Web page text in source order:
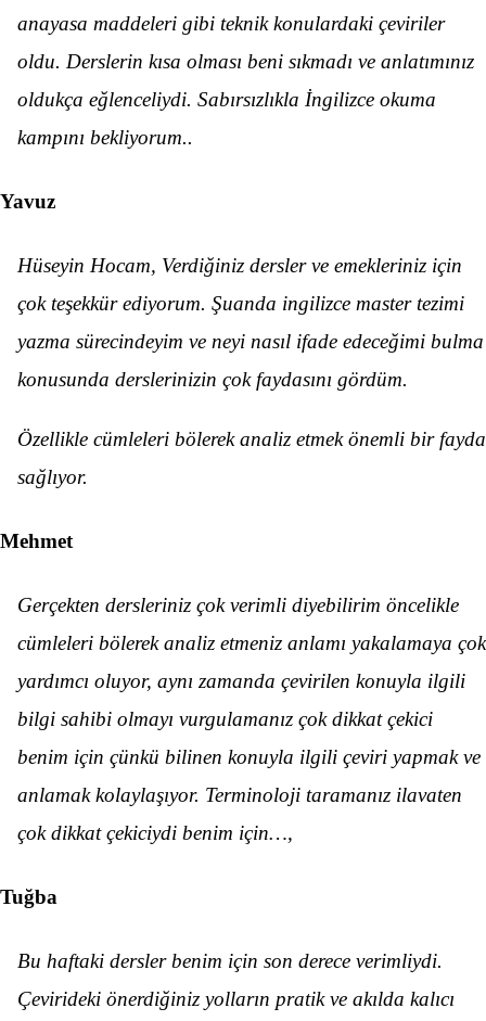
anayasa maddeleri gibi teknik konulardaki çeviriler
oldu. Derslerin kısa olması beni sıkmadı ve anlatımınız
oldukça eğlenceliydi. Sabırsızlıkla İngilizce okuma
kampını bekliyorum..
Yavuz
Hüseyin Hocam, Verdiğiniz dersler ve emekleriniz için
çok teşekkür ediyorum. Şuanda ingilizce master tezimi
yazma sürecindeyim ve neyi nasıl ifade edeceğimi bulma
konusunda derslerinizin çok faydasını gördüm.
Özellikle cümleleri bölerek analiz etmek önemli bir fayda
sağlıyor.
Mehmet
Gerçekten dersleriniz çok verimli diyebilirim öncelikle
cümleleri bölerek analiz etmeniz anlamı yakalamaya çok
yardımcı oluyor, aynı zamanda çevirilen konuyla ilgili
bilgi sahibi olmayı vurgulamanız çok dikkat çekici
benim için çünkü bilinen konuyla ilgili çeviri yapmak ve
anlamak kolaylaşıyor. Terminoloji taramanız ilavaten
çok dikkat çekiciydi benim için…,
Tuğba
Bu haftaki dersler benim için son derece verimliydi.
Çevirideki önerdiğiniz yolların pratik ve akılda kalıcı